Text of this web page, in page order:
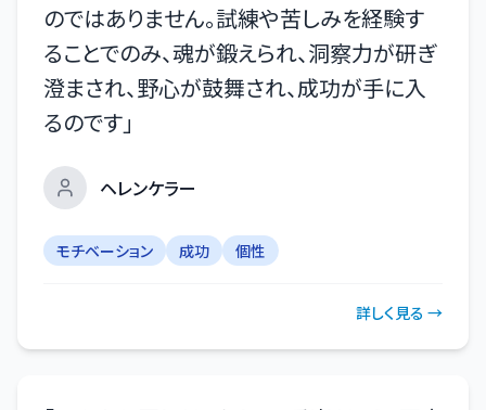
のではありません。試練や苦しみを経験す
ることでのみ、魂が鍛えられ、洞察力が研ぎ
澄まされ、野心が鼓舞され、成功が手に入
るのです」
ヘレンケラー
モチベーション 成功 個性
詳しく見る →